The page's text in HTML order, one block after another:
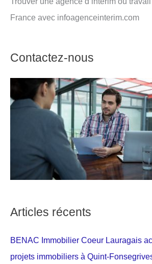
France avec infoagenceinterim.com
Contactez-nous
Articles récents
BENAC Immobilier Coeur Lauragais
projets immobiliers à Quint-